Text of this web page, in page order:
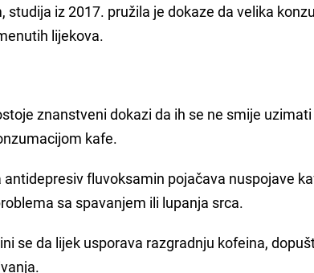
iz 2017. pružila je dokaze da velika
lijekova.
znanstveni dokazi da ih se ne smije
kafe.
fluvoksamin pojačava nuspojave
sa spavanjem ili lupanja srca.
se da lijek usporava razgradnju kofeina,